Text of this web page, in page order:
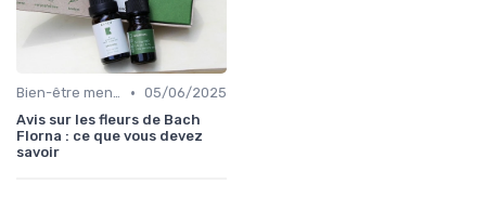
Bien-être mental • 05/06/2025
Avis sur les fleurs de Bach
Florna : ce que vous devez
savoir